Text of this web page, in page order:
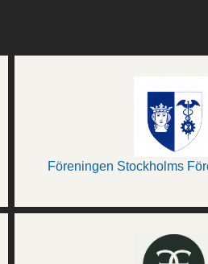
Föreningen Stockholms